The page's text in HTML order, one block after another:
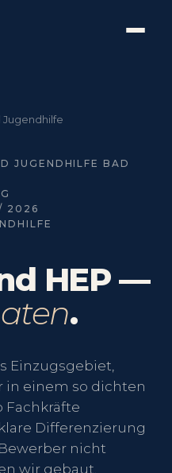
Jugendhilfe
JUGENDHILFE BAD
2026
HEP —
.
Einzugsgebiet,
in einem so dichten
Fachkräfte
Differenzierung
nicht
wir gebaut.